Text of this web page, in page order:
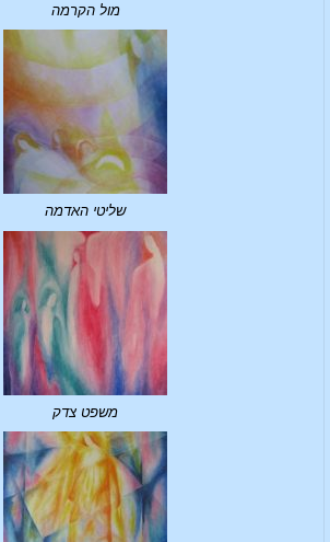
מול הקרמה
שליטי האדמה
משפט צדק